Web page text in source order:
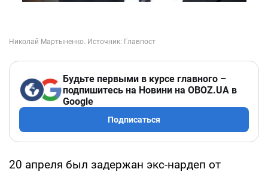
Будьте первыми в курсе главного –
подпишитесь на Новини на OBOZ.UA в
Google
Подписаться
20 апреля был задержан экс-нардеп от